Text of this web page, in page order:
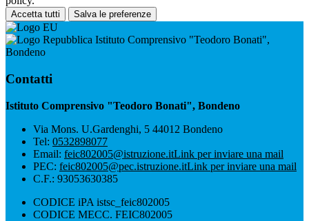
Accetta tutti Salva le preferenze
Istituto Comprensivo "Teodoro Bonati",
Bondeno
Contatti
Istituto Comprensivo "Teodoro Bonati", Bondeno
Via Mons. U.Gardenghi, 5 44012 Bondeno
Tel: 0532898077
Email: feic802005@istruzione.itLink per inviare una mail
PEC: feic802005@pec.istruzione.itLink per inviare una mail
C.F.: 93053630385
CODICE iPA istsc_feic802005
CODICE MECC. FEIC802005